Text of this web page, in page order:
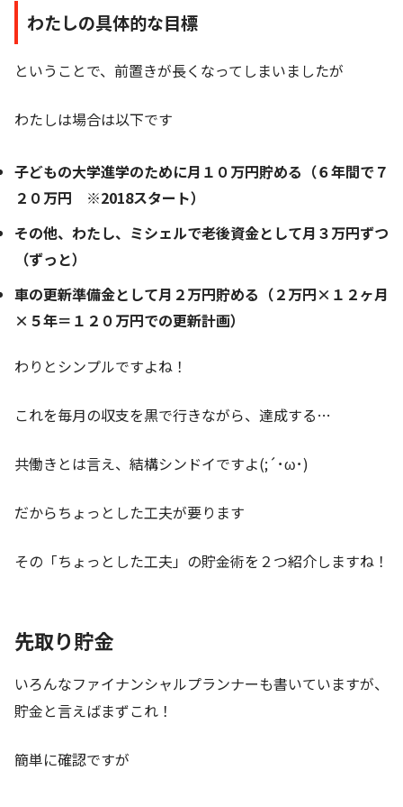
わたしの具体的な目標
ということで、前置きが長くなってしまいましたが
わたしは場合は以下です
子どもの大学進学のために月１０万円貯める（６年間で７
２０万円 ※2018スタート）
その他、わたし、ミシェルで老後資金として月３万円ずつ
（ずっと）
車の更新準備金として月２万円貯める（２万円×１２ヶ月
×５年＝１２０万円での更新計画）
わりとシンプルですよね！
これを毎月の収支を黒で行きながら、達成する…
共働きとは言え、結構シンドイですよ(;´･ω･)
だからちょっとした工夫が要ります
その「ちょっとした工夫」の貯金術を２つ紹介しますね！
先取り貯金
いろんなファイナンシャルプランナーも書いていますが、
貯金と言えばまずこれ！
簡単に確認ですが